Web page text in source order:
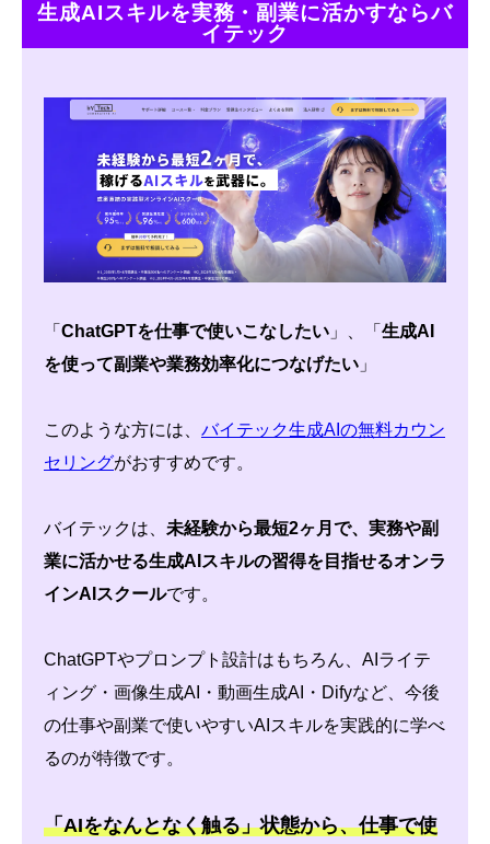
生成AIスキルを実務・副業に活かすならバ
イテック
「 ChatGPTを仕事で使いこなしたい 」、「 生成AI
を使って副業や業務効率化につなげたい 」
このような方には、 バイテック生成AIの無料カウン
セリングがおすすめです。
バイテックは、 未経験から最短2ヶ月で、実務や副
業に活かせる生成AIスキルの習得を目指せるオンラ
インAIスクールです。
ChatGPTやプロンプト設計はもちろん、AIライテ
ィング・画像生成AI・動画生成AI・Difyなど、今後
の仕事や副業で使いやすいAIスキルを実践的に学べ
るのが特徴です。
「AIをなんとなく触る」状態から、仕事で使